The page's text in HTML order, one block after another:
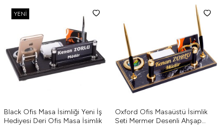
YENI
Black Ofis Masa İsimliği Yeni İş
Hediyesi Deri Ofis Masa İsimlik
Oxford Ofis Masaüstü İsimlik
Seti Mermer Desenli Ahşap